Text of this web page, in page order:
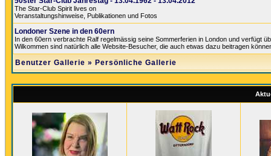
The Star-Club Spirit lives on
Veranstaltungshinweise, Publikationen und Fotos
Londoner Szene in den 60ern
In den 60ern verbrachte Ralf regelmässig seine Sommerferien in London und verfügt
Wilkommen sind natürlich alle Website-Besucher, die auch etwas dazu beitragen
Benutzer Gallerie » Persönliche Gallerie